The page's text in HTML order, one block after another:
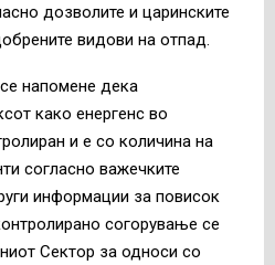
дозволите и царинските
видови на отпад.
напомене дека
како енергенс во
и е со количина на
согласно важечките
информации за повисок
согорување се
Сектор за односи со